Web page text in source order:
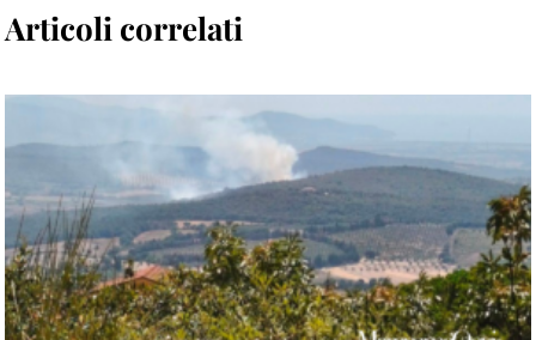
Articoli correlati